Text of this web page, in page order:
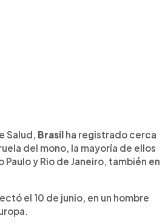
Salud, Brasil ha registrado cerca
del mono, la mayoría de ellos
Paulo y Rio de Janeiro, también en
el 10 de junio, en un hombre